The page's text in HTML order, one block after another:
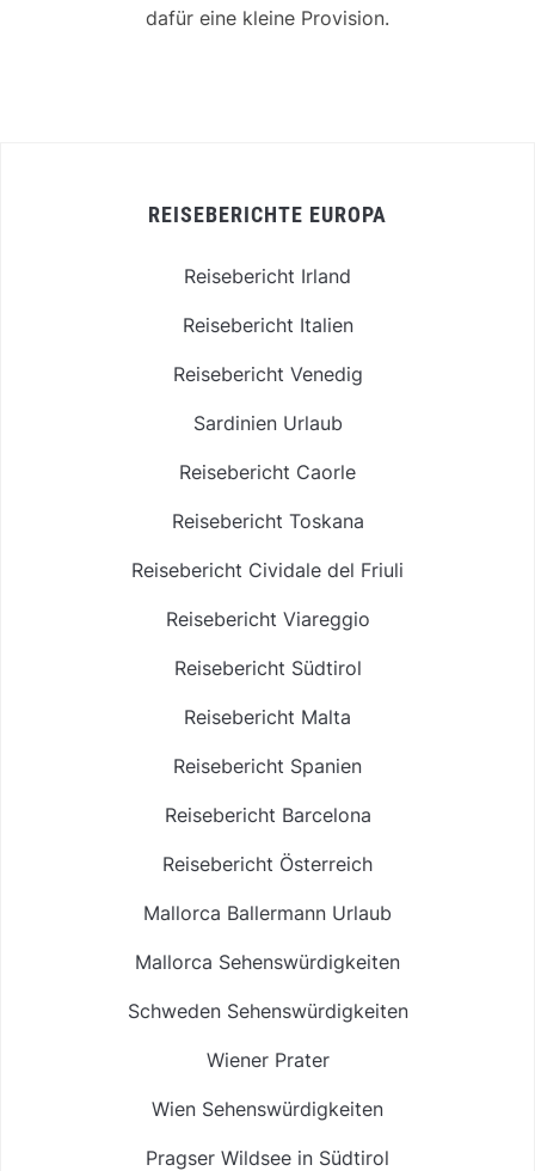
dafür eine kleine Provision.
REISEBERICHTE EUROPA
Reisebericht Irland
Reisebericht Italien
Reisebericht Venedig
Sardinien Urlaub
Reisebericht Caorle
Reisebericht Toskana
Reisebericht Cividale del Friuli
Reisebericht Viareggio
Reisebericht Südtirol
Reisebericht Malta
Reisebericht Spanien
Reisebericht Barcelona
Reisebericht Österreich
Mallorca Ballermann Urlaub
Mallorca Sehenswürdigkeiten
Schweden Sehenswürdigkeiten
Wiener Prater
Wien Sehenswürdigkeiten
Pragser Wildsee in Südtirol